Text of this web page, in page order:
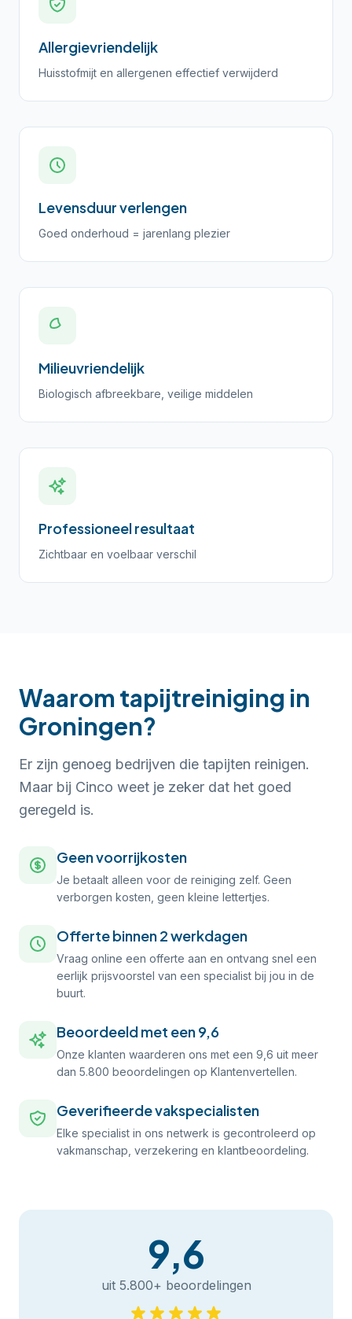
Allergievriendelijk
Huisstofmijt en allergenen effectief verwijderd
Levensduur verlengen
Goed onderhoud = jarenlang plezier
Milieuvriendelijk
Biologisch afbreekbare, veilige middelen
Professioneel resultaat
Zichtbaar en voelbaar verschil
Waarom tapijtreiniging in
Groningen?
Er zijn genoeg bedrijven die tapijten reinigen.
Maar bij Cinco weet je zeker dat het goed
geregeld is.
Geen voorrijkosten
Je betaalt alleen voor de reiniging zelf. Geen
verborgen kosten, geen kleine lettertjes.
Offerte binnen 2 werkdagen
Vraag online een offerte aan en ontvang snel een
eerlijk prijsvoorstel van een specialist bij jou in de
buurt.
Beoordeeld met een 9,6
Onze klanten waarderen ons met een 9,6 uit meer
dan 5.800 beoordelingen op Klantenvertellen.
Geverifieerde vakspecialisten
Elke specialist in ons netwerk is gecontroleerd op
vakmanschap, verzekering en klantbeoordeling.
9,6
uit 5.800+ beoordelingen